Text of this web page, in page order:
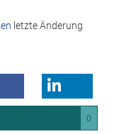
letzte Änderung
0